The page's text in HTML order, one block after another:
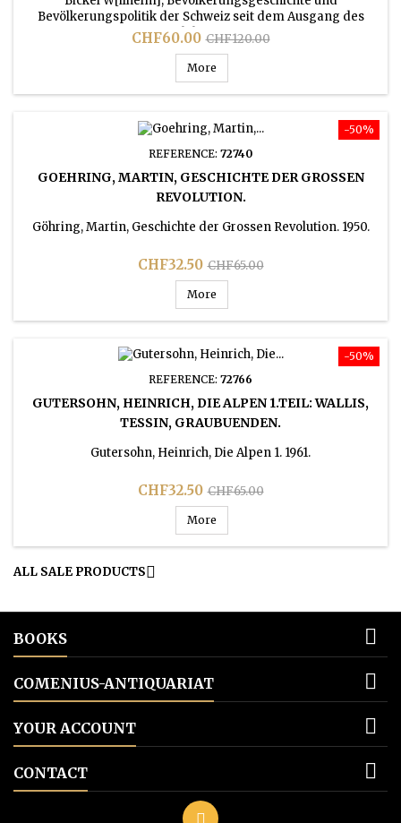
Bevölkerungspolitik der Schweiz seit dem Ausgang des
Mittelalters. 1947.
Price
CHF60.00 Regular
CHF120.00
More
-50%
REFERENCE: 72740
GOEHRING, MARTIN, GESCHICHTE DER GROSSEN
REVOLUTION.
Göhring, Martin, Geschichte der Grossen Revolution. 1950.
Price
CHF32.50 Regular
price
CHF65.00
More
-50%
REFERENCE: 72766
GUTERSOHN, HEINRICH, DIE ALPEN 1.TEIL: WALLIS,
TESSIN, GRAUBUENDEN.
Gutersohn, Heinrich, Die Alpen 1. 1961.
Price
CHF32.50 Regular
price
CHF65.00
More
ALL SALE PRODUCTS
BOOKS 
COMENIUS-ANTIQUARIAT 
YOUR ACCOUNT 
CONTACT 